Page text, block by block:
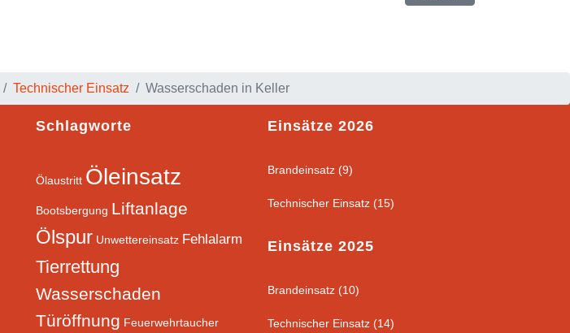
Technischer Einsatz Wasserschaden in Keller
Schlagworte
Ölaustritt Öleinsatz
Bootsbergung Liftanlage
Ölspur Unwettereinsatz Fehlalarm
Tierrettung
Wasserschaden
Türöffnung Feuerwehrtaucher
Einsätze 2026
Brandeinsatz (9)
Technischer Einsatz (15)
Einsätze 2025
Brandeinsatz (10)
Technischer Einsatz (14)